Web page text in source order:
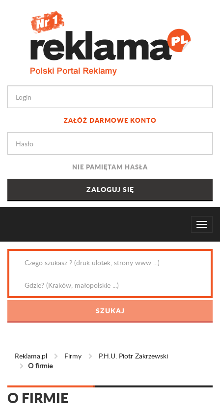
ZAŁÓŻ DARMOWE KONTO
NIE PAMIĘTAM HASŁA
Reklama.pl Firmy
P.H.U. Piotr Zakrzewski
O firmie
O FIRMIE